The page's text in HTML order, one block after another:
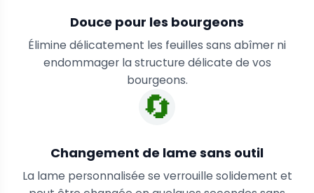
Douce pour les bourgeons
Élimine délicatement les feuilles sans abîmer ni
endommager la structure délicate de vos
bourgeons.
🔄
Changement de lame sans outil
La lame personnalisée se verrouille solidement et